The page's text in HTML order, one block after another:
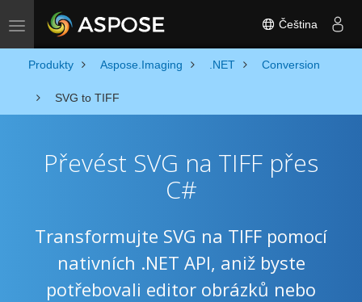
Toggle navigation Čeština
Produkty Aspose.Imaging .NET Conversion
SVG to TIFF
Převést SVG na TIFF přes
C#
Transformujte SVG na TIFF pomocí
nativních .NET API, aniž byste
potřebovali editor obrázků nebo